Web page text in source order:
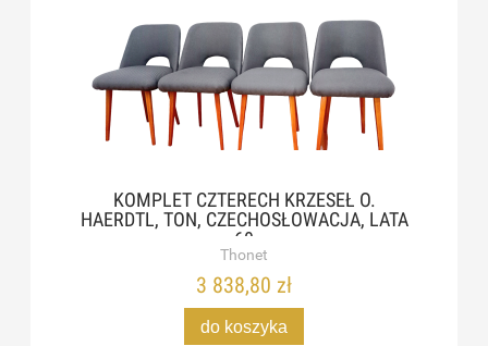
KOMPLET CZTERECH KRZESEŁ O.
HAERDTL, TON, CZECHOSŁOWACJA, LATA
60
Thonet
3 838,80 zł
do koszyka